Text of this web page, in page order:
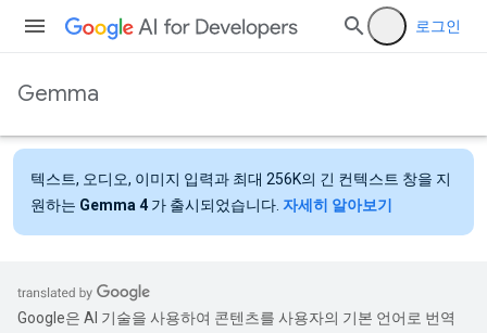
로그인
Gemma
텍스트, 오디오, 이미지 입력과 최대 256K의 긴 컨텍스트 창을 지
원하는 Gemma 4 가 출시되었습니다. 자세히 알아보기
Google은 AI 기술을 사용하여 콘텐츠를 사용자의 기본 언어로 번역